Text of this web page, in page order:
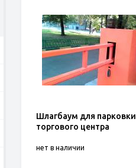
Шлагбаум для парковки
торгового центра
нет в наличии